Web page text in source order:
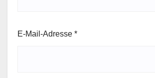
E-Mail-Adresse *